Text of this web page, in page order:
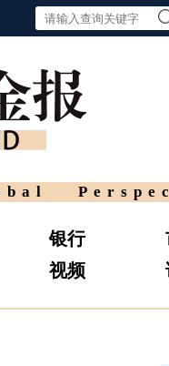
银行
视频